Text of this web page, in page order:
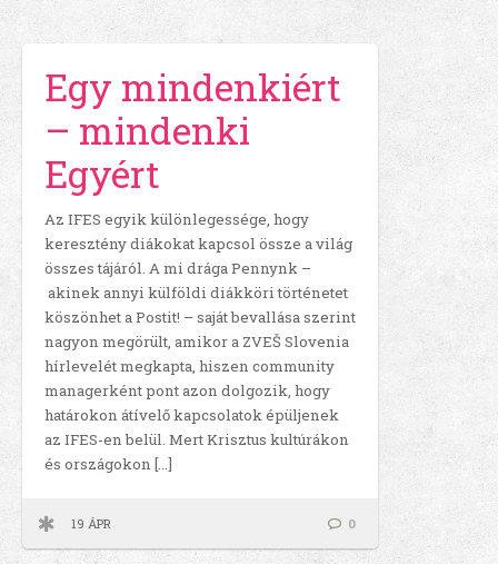
Egy mindenkiért
– mindenki
Egyért
Az IFES egyik különlegessége, hogy
keresztény diákokat kapcsol össze a világ
összes tájáról. A mi drága Pennynk –
akinek annyi külföldi diákköri történetet
köszönhet a Postit! – saját bevallása szerint
nagyon megörült, amikor a ZVEŠ Slovenia
hírlevelét megkapta, hiszen community
managerként pont azon dolgozik, hogy
határokon átívelő kapcsolatok épüljenek
az IFES-en belül. Mert Krisztus kultúrákon
és országokon […]
19 ÁPR 0